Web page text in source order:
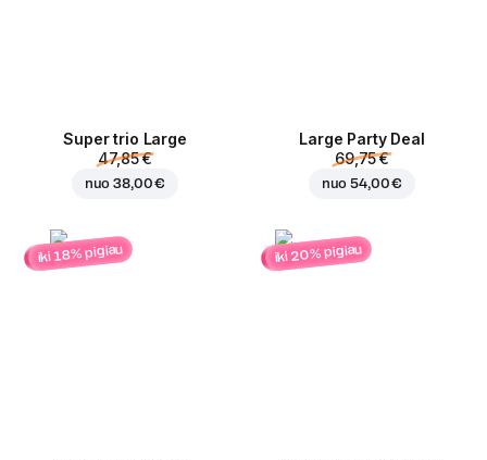
Super trio Large
47,85 €
nuo38,00 €
Large Party Deal
69,75 €
nuo54,00 €
iki 18% pigiau iki 20% pigiau